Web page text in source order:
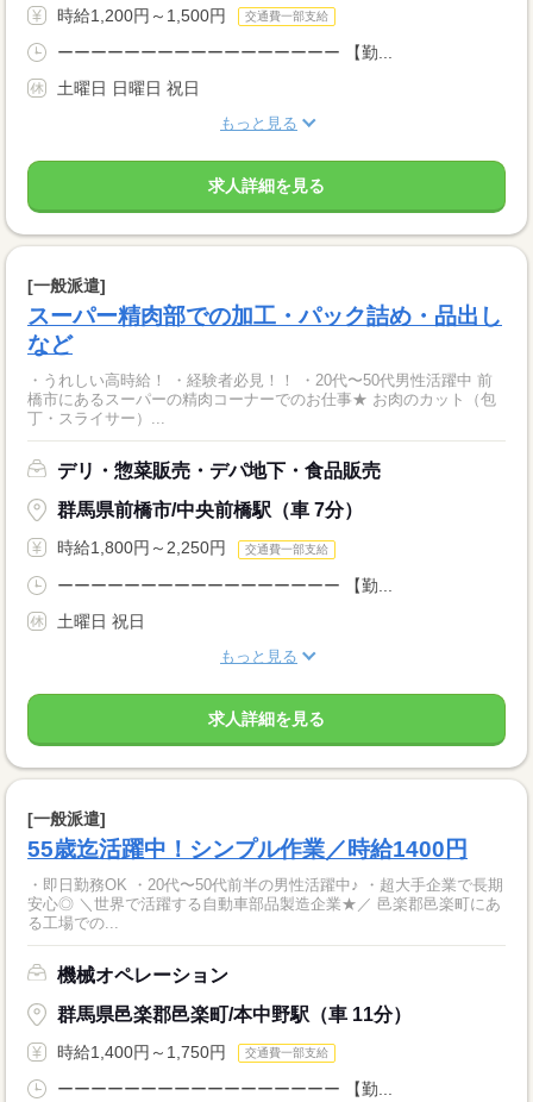
時給1,200円～1,500円 交通費一部支給
ーーーーーーーーーーーーーーーーー 【勤...
土曜日 日曜日 祝日
もっと見る
求人詳細を見る
[一般派遣]
スーパー精肉部での加工・パック詰め・品出し
など
・うれしい高時給！ ・経験者必見！！ ・20代〜50代男性活躍中 前
橋市にあるスーパーの精肉コーナーでのお仕事★ お肉のカット（包
丁・スライサー）...
デリ・惣菜販売・デパ地下・食品販売
群馬県前橋市/中央前橋駅（車 7分）
時給1,800円～2,250円 交通費一部支給
ーーーーーーーーーーーーーーーーー 【勤...
土曜日 祝日
もっと見る
求人詳細を見る
[一般派遣]
55歳迄活躍中！シンプル作業／時給1400円
・即日勤務OK ・20代〜50代前半の男性活躍中♪ ・超大手企業で長期
安心◎ ＼世界で活躍する自動車部品製造企業★／ 邑楽郡邑楽町にあ
る工場での...
機械オペレーション
群馬県邑楽郡邑楽町/本中野駅（車 11分）
時給1,400円～1,750円 交通費一部支給
ーーーーーーーーーーーーーーーーー 【勤...